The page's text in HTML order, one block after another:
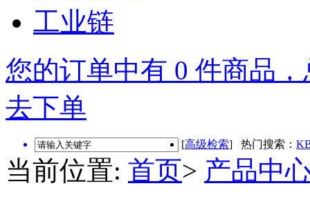
工业链
您的订单中有 0 件商品
去下单
[高级检索] 热门搜索：
当前位置: 首页> 产品中